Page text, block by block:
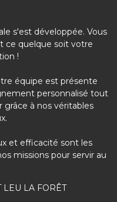
s'est développée. Vous
ce quelque soit votre
!
équipe est présente
personnalisé tout
à nos véritables
et efficacité sont les
missions pour servir au
LEU LA FORÊT